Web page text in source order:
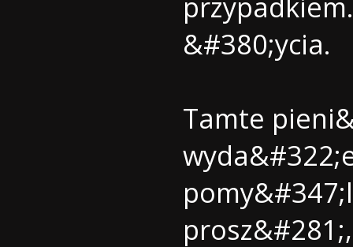
&#380;ycia.
Tamte